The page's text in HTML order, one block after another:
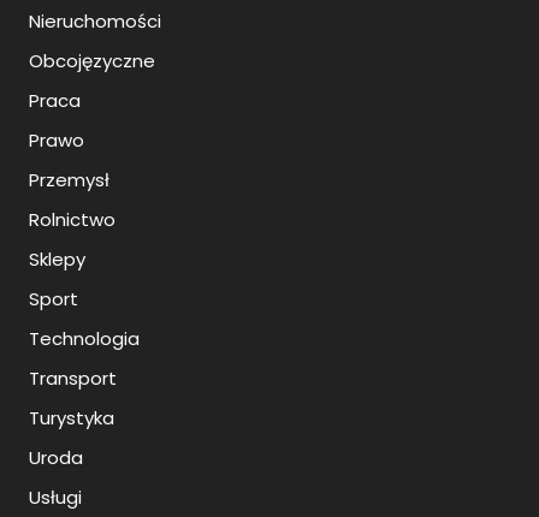
Nieruchomości
Obcojęzyczne
Praca
Prawo
Przemysł
Rolnictwo
Sklepy
Sport
Technologia
Transport
Turystyka
Uroda
Usługi